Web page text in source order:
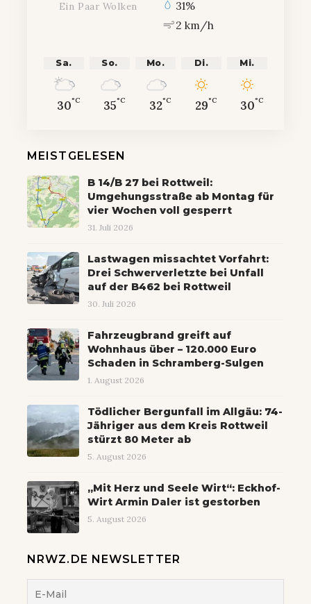
Ein Paar Wolken
31%
2 km/h
Sa.
30°C
So.
35°C
Mo.
32°C
Di.
29°C
Mi.
30°C
MEISTGELESEN
B 14/B 27 bei Rottweil:
Umgehungsstraße ab Montag für
vier Wochen voll gesperrt
31. Juli 2026
Lastwagen missachtet Vorfahrt:
Drei Schwerverletzte bei Unfall
auf der B462 bei Rottweil
30. Juli 2026
Fahrzeugbrand greift auf
Wohnhaus über – 120.000 Euro
Schaden in Schramberg-Sulgen
1. August 2026
Tödlicher Bergunfall im Allgäu: 74-
Jähriger aus dem Kreis Rottweil
stürzt 80 Meter ab
5. August 2026
„Mit Herz und Seele Wirt“: Eckhof-
Wirt Armin Daler ist gestorben
5. August 2026
NRWZ.DE NEWSLETTER